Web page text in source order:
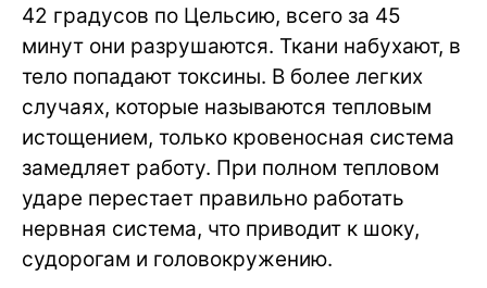
42 градусов по Цельсию, всего за 45
минут они разрушаются. Ткани набухают, в
тело попадают токсины. В более легких
случаях, которые называются тепловым
истощением, только кровеносная система
замедляет работу. При полном тепловом
ударе перестает правильно работать
нервная система, что приводит к шоку,
судорогам и головокружению.